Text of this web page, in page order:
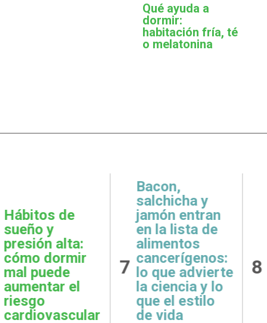
Qué ayuda a
dormir:
habitación fría, té
o melatonina
entran
de
advierte
y lo
estilo
8
Metas
realistas:
cómo definir
objetivos
posibles y
cuidar la salud
emocional
9
qué
la